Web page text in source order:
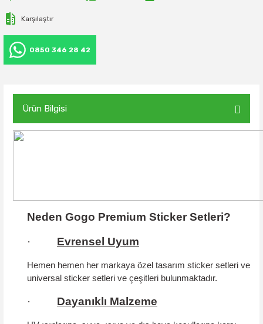
Karşılaştır
0850 346 28 42
Ürün Bilgisi
Neden Gogo Premium Sticker Setleri?
·
Evrensel Uyum
Hemen hemen her markaya özel tasarım sticker setleri ve
universal sticker setleri ve çeşitleri bulunmaktadır.
· Dayanıklı Malzeme